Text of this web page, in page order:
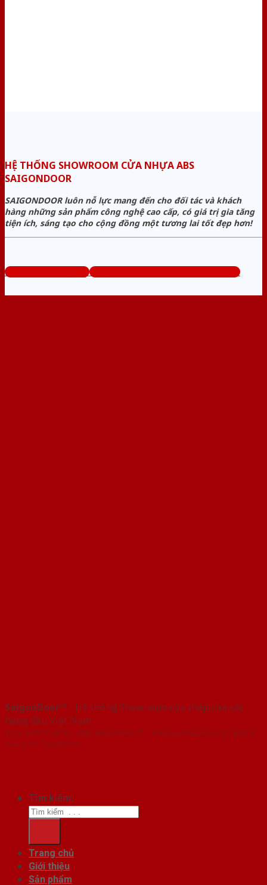
HỆ THỐNG SHOWROOM CỬA NHỰA ABS
SAIGONDOOR
SAIGONDOOR luôn nỗ lực mang đến cho đối tác và khách
hàng những sản phẩm công nghệ cao cấp, có giá trị gia tăng
tiện ích, sáng tạo cho cộng đồng một tương lai tốt đẹp hơn!
www.cuanhuaabs.org Tổng đài tư vấn miễn phí: 0824.400.400
SaigonDoor™ - Hệ thống Showroom cửa thép cửa sắt
hàng đầu Việt Nam
Copyright ⓒ 2016 – 2026 SaigonDoor™ - www.cuanhuaabs.org | Đơn vị
chủ quản SaigonDoor
Tìm kiếm:
Trang chủ
Giới thiệu
Sản phẩm